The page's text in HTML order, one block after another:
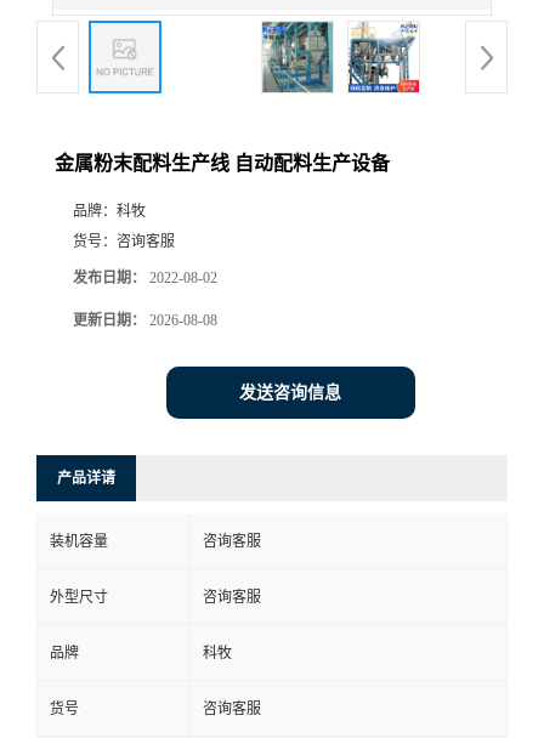
金属粉末配料生产线 自动配料生产设备
品牌： 科牧
货号： 咨询客服
发布日期： 2022-08-02
更新日期： 2026-08-08
发送咨询信息
产品详请
装机容量 咨询客服
外型尺寸 咨询客服
品牌 科牧
货号 咨询客服